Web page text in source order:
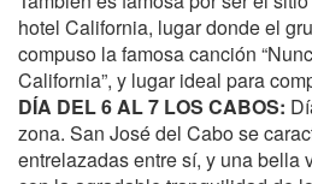
hotel California, lugar donde el
compuso la famosa canción
California”, y lugar ideal para
DÍA DEL 6 AL 7 LOS CABOS:
zona. San José del Cabo se
entrelazadas entre sí, y una bella